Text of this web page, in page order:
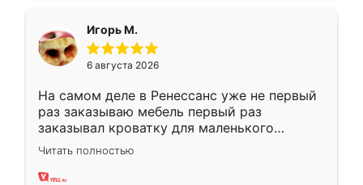
Игорь М.
6 августа 2026
На самом деле в Ренессанс уже не первый
раз заказываю мебель первый раз
заказывал кроватку для маленького
ребёнка при его рождении ,во второй раз
заказал шкаф-купе. По качеству очень
хорошее сборка достаточно быстрая,
Читать полностью